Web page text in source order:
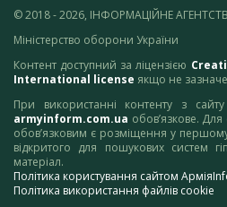
© 2018 - 2026, ІНФОРМАЦІЙНЕ
Міністерство оборони України
Контент доступний за ліцензією
International license якщо не
При використанні контенту з
armyinform.com.ua обов’язкове. Для
обов’язковим є розміщення у
відкритого для пошукових систем
матеріал.
Політика користування сайтом
Політика використання файлів cookie